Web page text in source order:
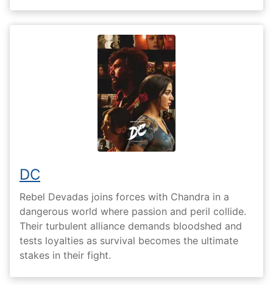
DC
Rebel Devadas joins forces with Chandra in a
dangerous world where passion and peril collide.
Their turbulent alliance demands bloodshed and
tests loyalties as survival becomes the ultimate
stakes in their fight.